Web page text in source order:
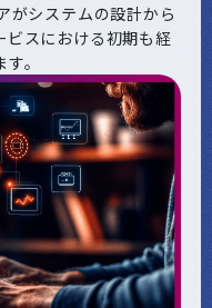
がシステムの設計から
ビスにおける初期も経
。